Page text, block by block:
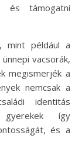
és támogatni
mint például a
vacsorák,
megismerjék a
nemcsak a
identitás
így
és a